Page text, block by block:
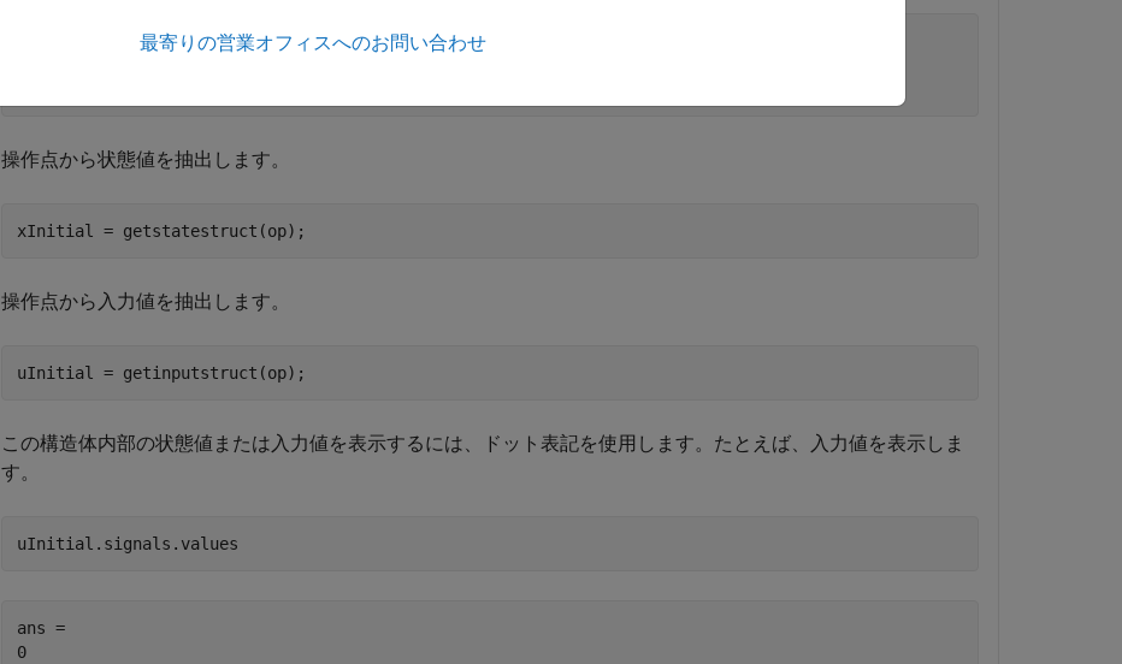
'scdplane';
操作点から状態値を抽出します。
xInitial = getstatestruct(op);
操作点から入力値を抽出します。
uInitial = getinputstruct(op);
この構造体内部の状態値または入力値を表示するには、ドット表記を使用します。たとえば、入力値を表示しま
す。
uInitial.signals.values
ans =
最寄りの営業オフィスへのお問い合わせ